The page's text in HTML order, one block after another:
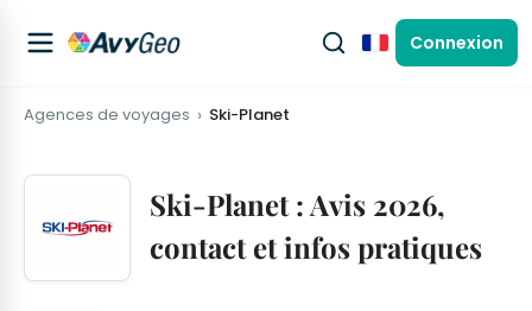
FrançaisConnexion
Agences de voyages Ski-Planet
Ski-Planet : Avis 2026,
contact et infos pratiques